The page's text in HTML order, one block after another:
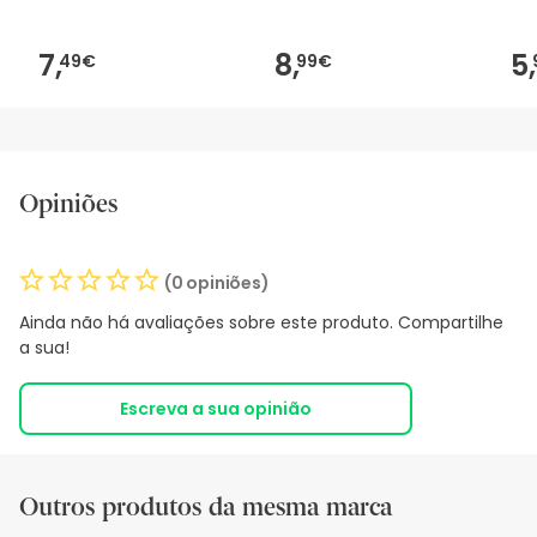
7,49€ 8,99€ 5,
Opiniões
(0 opiniões)
Ainda não há avaliações sobre este produto. Compartilhe
a sua!
Escreva a sua opinião
Outros produtos da mesma marca